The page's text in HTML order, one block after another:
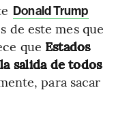
Donald Trump
de este mes que
que Estados
salida de todos
para sacar